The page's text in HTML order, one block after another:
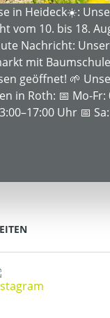
DIENSTLEISTUNGEN
INFORMATIONEN
in Heideck☀️:
vom 10. bis 18.
Nachricht: Unser
mit
geöffnet! 🌱
in Roth: 📅 Mo-Fr:
Uhr 📅